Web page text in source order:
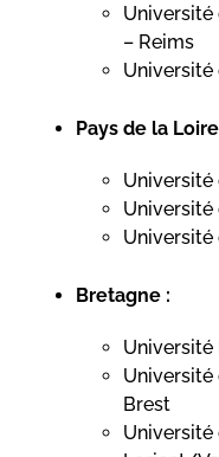
Université
– Reims
Pays de la
Université
Université
Université
Bretagne :
Université
Université
Brest
Université